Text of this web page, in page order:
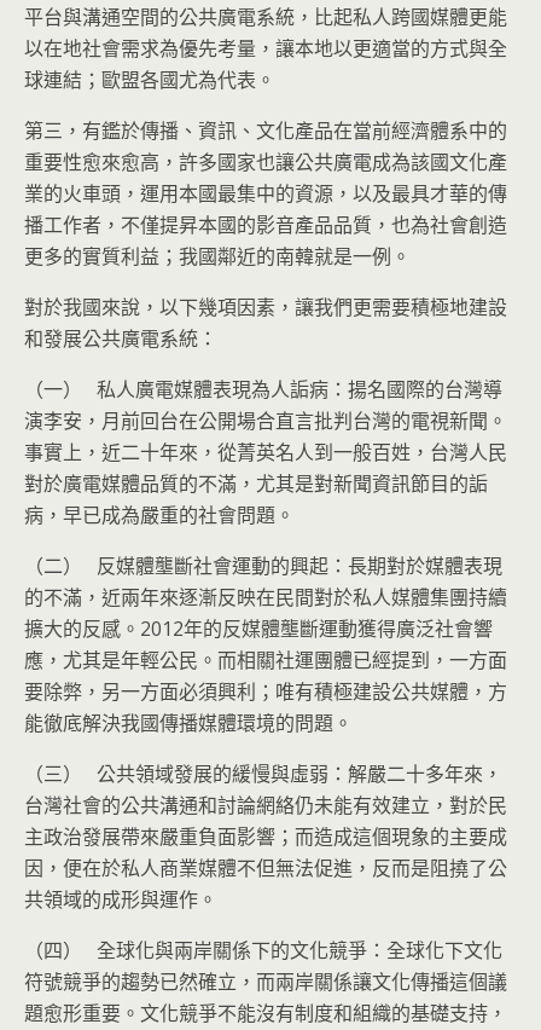
平台與溝通空間的公共廣電系統，比起私人跨國媒體更能
以在地社會需求為優先考量，讓本地以更適當的方式與全
球連結；歐盟各國尤為代表。
第三，有鑑於傳播、資訊、文化產品在當前經濟體系中的
重要性愈來愈高，許多國家也讓公共廣電成為該國文化產
業的火車頭，運用本國最集中的資源，以及最具才華的傳
播工作者，不僅提昇本國的影音產品品質，也為社會創造
更多的實質利益；我國鄰近的南韓就是一例。
對於我國來說，以下幾項因素，讓我們更需要積極地建設
和發展公共廣電系統：
（一） 私人廣電媒體表現為人詬病：揚名國際的台灣導
演李安，月前回台在公開場合直言批判台灣的電視新聞。
事實上，近二十年來，從菁英名人到一般百姓，台灣人民
對於廣電媒體品質的不滿，尤其是對新聞資訊節目的詬
病，早已成為嚴重的社會問題。
（二） 反媒體壟斷社會運動的興起：長期對於媒體表現
的不滿，近兩年來逐漸反映在民間對於私人媒體集團持續
擴大的反感。2012年的反媒體壟斷運動獲得廣泛社會響
應，尤其是年輕公民。而相關社運團體已經提到，一方面
要除弊，另一方面必須興利；唯有積極建設公共媒體，方
能徹底解決我國傳播媒體環境的問題。
（三） 公共領域發展的緩慢與虛弱：解嚴二十多年來，
台灣社會的公共溝通和討論網絡仍未能有效建立，對於民
主政治發展帶來嚴重負面影響；而造成這個現象的主要成
因，便在於私人商業媒體不但無法促進，反而是阻撓了公
共領域的成形與運作。
（四） 全球化與兩岸關係下的文化競爭：全球化下文化
符號競爭的趨勢已然確立，而兩岸關係讓文化傳播這個議
題愈形重要。文化競爭不能沒有制度和組織的基礎支持，